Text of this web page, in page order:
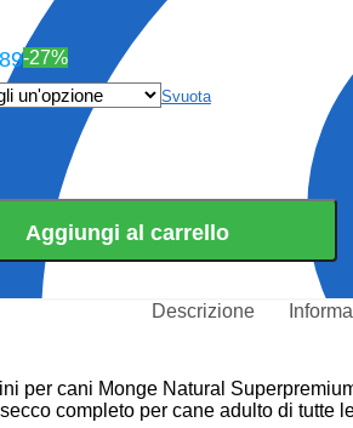
-27%
Svuota
Aggiungi al carrello
Descrizione
per cani Monge Natural
completo per cane adulto di tutte